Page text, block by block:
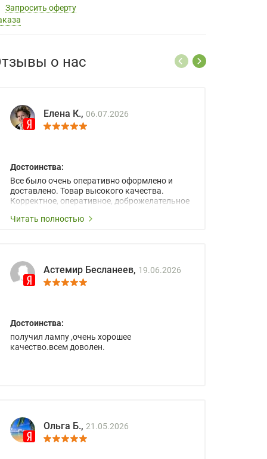
Запросить оферту
о нас
Елена К., 06.07.2026
Достоинства:
Все было очень оперативно оформлено и
доставлено. Товар высокого качества.
Корректное, оперативное, доброжелательное
Читать полностью
Астемир Бесланеев, 19.06.2026
Достоинства:
получил лампу ,очень хорошее
качество.всем доволен.
Ольга Б., 21.05.2026